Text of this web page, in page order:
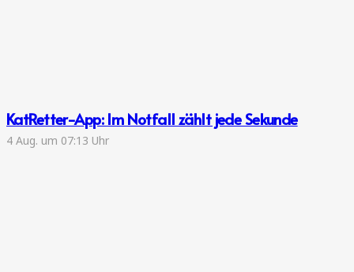
KatRetter-App: Im Notfall zählt jede Sekunde
4 Aug. um 07:13 Uhr